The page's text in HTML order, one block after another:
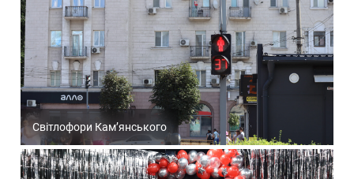
Світлофори Кам’янського